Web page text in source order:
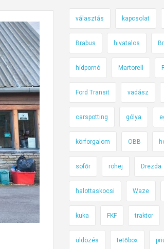
választás kapcsolat
Brabus hivatalos
hídpornó Martorell
Ford Transit vadász
carspotting gólya
körforgalom OBB
sofőr röhej Drezda
halottaskocsi Waze
kuka FKF traktor
üldözés tetőbox